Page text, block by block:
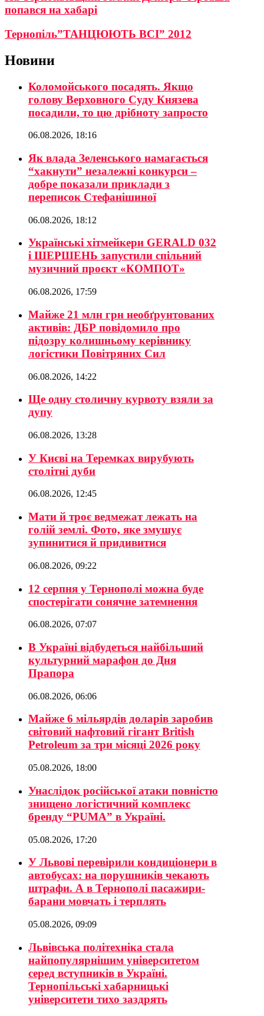
попався на хабарі
Тернопіль”ТАНЦЮЮТЬ ВСІ” 2012
Новини
Коломойського посадять. Якщо
голову Верховного Суду Князева
посадили, то цю дрібноту запросто
06.08.2026, 18:16
Як влада Зеленського намагається
“хакнути” незалежні конкурси –
добре показали приклади з
переписок Стефанішиної
06.08.2026, 18:12
Українські хітмейкери GERALD 032
і ШЕРШЕНЬ запустили спільний
музичний проєкт «КОМПОТ»
06.08.2026, 17:59
Майже 21 млн грн необґрунтованих
активів: ДБР повідомило про
підозру колишньому керівнику
логістики Повітряних Сил
06.08.2026, 14:22
Ще одну столичну курвоту взяли за
дупу
06.08.2026, 13:28
У Києві на Теремках вирубують
столітні дуби
06.08.2026, 12:45
Мати й троє ведмежат лежать на
голій землі. Фото, яке змушує
зупинитися й придивитися
06.08.2026, 09:22
12 серпня у Тернополі можна буде
спостерігати сонячне затемнення
06.08.2026, 07:07
В Україні відбудеться найбільший
культурний марафон до Дня
Прапора
06.08.2026, 06:06
Майже 6 мільярдів доларів заробив
світовий нафтовий гігант British
Petroleum за три місяці 2026 року
05.08.2026, 18:00
Унаслідок російської атаки повністю
знищено логістичний комплекс
бренду “PUMA” в Україні.
05.08.2026, 17:20
У Львові перевірили кондиціонери в
автобусах: на порушників чекають
штрафи. А в Тернополі пасажири-
барани мовчать і терплять
05.08.2026, 09:09
Львівська політехніка стала
найпопулярнішим університетом
серед вступників в Україні.
Тернопільські хабарницькі
університети тихо заздрять